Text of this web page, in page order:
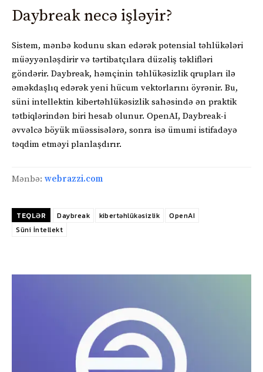
Daybreak necə işləyir?
Sistem, mənbə kodunu skan edərək potensial təhlükələri
müəyyənləşdirir və tərtibatçılara düzəliş təklifləri
göndərir. Daybreak, həmçinin təhlükəsizlik qrupları ilə
əməkdaşlıq edərək yeni hücum vektorlarını öyrənir. Bu,
süni intellektin kibertəhlükəsizlik sahəsində ən praktik
tətbiqlərindən biri hesab olunur. OpenAI, Daybreak-i
əvvəlcə böyük müəssisələrə, sonra isə ümumi istifadəyə
təqdim etməyi planlaşdırır.
Mənbə: webrazzi.com
TEQLƏR Daybreak kibertəhlükəsizlik
OpenAI
Süni İntellekt